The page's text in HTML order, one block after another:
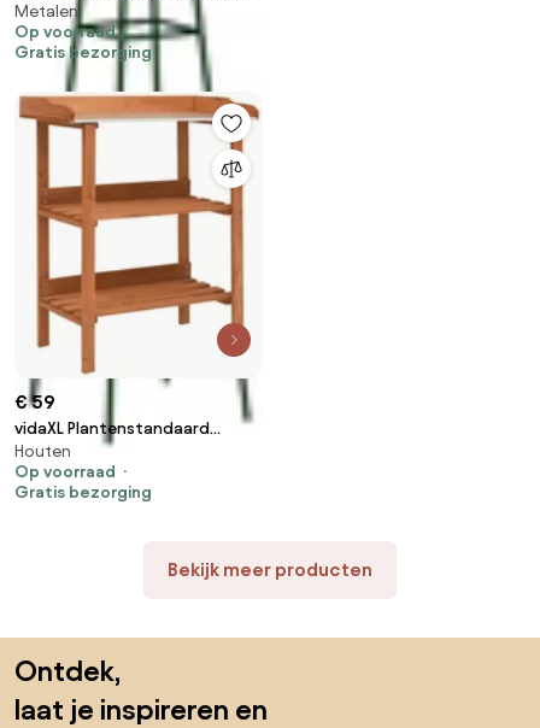
35x35x195 cm ijzer donkergroen
Metalen
Op voorraad
Gratis bezorging
€ 59
vidaXL Plantenstandaard
76x37x89 cm vurenhout
Houten
Op voorraad
Gratis bezorging
Bekijk meer producten
Ontdek,
laat je inspireren en